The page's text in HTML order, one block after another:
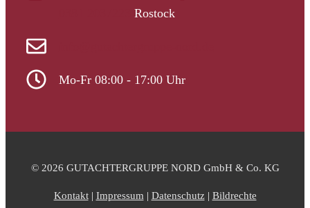
Rostock
Mo-Fr 08:00 - 17:00 Uhr
© 2026 GUTACHTERGRUPPE NORD GmbH & Co. KG
Kontakt| Impressum | Datenschutz| Bildrechte